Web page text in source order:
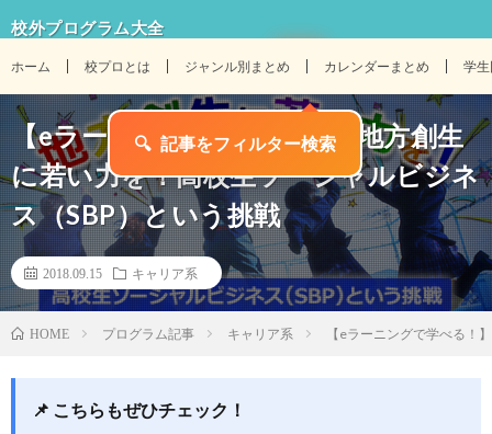
校外プログラム大全
ホーム 校プロとは ジャンル別まとめ カレンダーまとめ 学
【eラーニングで学べる！】地方創生
に若い力を！高校生ソーシャルビジネ
ス（SBP）という挑戦
2018.09.15 キャリア系
HOME プログラム記事 キャリア系 【eラーニングで学べる！
📌 こちらもぜひチェック！
🔍 記事をフィルター検索